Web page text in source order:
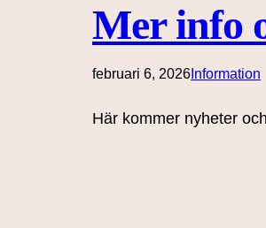
Mer info
februari 6, 2026 Information
Här kommer nyheter